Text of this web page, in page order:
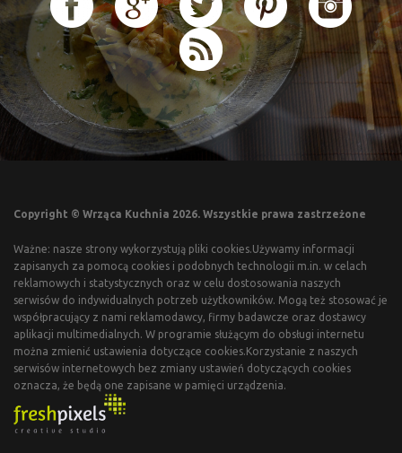
Copyright © Wrząca Kuchnia 2026. Wszystkie prawa zastrzeżone
Ważne: nasze strony wykorzystują pliki cookies.Używamy informacji
zapisanych za pomocą cookies i podobnych technologii m.in. w celach
reklamowych i statystycznych oraz w celu dostosowania naszych
serwisów do indywidualnych potrzeb użytkowników. Mogą też stosować je
współpracujący z nami reklamodawcy, firmy badawcze oraz dostawcy
aplikacji multimedialnych. W programie służącym do obsługi internetu
można zmienić ustawienia dotyczące cookies.Korzystanie z naszych
serwisów internetowych bez zmiany ustawień dotyczących cookies
oznacza, że będą one zapisane w pamięci urządzenia.